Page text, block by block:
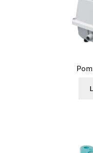
Détermination du point
Développement
DTS, expériences de